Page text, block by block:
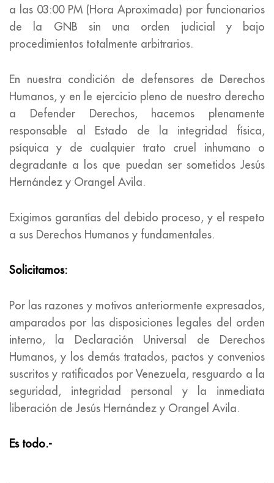
a las 03:00 PM (Hora Aproximada) por funcionarios
de la GNB sin una orden judicial y bajo
procedimientos totalmente arbitrarios.
En nuestra condición de defensores de Derechos
Humanos, y en le ejercicio pleno de nuestro derecho
a Defender Derechos, hacemos plenamente
responsable al Estado de la integridad física,
psíquica y de cualquier trato cruel inhumano o
degradante a los que puedan ser sometidos Jesús
Hernández y Orangel Avila.
Exigimos garantías del debido proceso, y el respeto
a sus Derechos Humanos y fundamentales.
Solicitamos:
Por las razones y motivos anteriormente expresados,
amparados por las disposiciones legales del orden
interno, la Declaración Universal de Derechos
Humanos, y los demás tratados, pactos y convenios
suscritos y ratificados por Venezuela, resguardo a la
seguridad, integridad personal y la inmediata
liberación de Jesús Hernández y Orangel Avila.
Es todo.-